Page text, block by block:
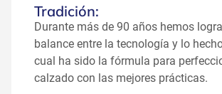
Tradición:
Durante más de 90 años hemos
balance entre la tecnología y lo
cual ha sido la fórmula para
calzado con las mejores prácticas.